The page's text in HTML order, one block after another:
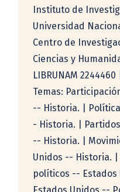
Instituto de
Universidad
Centro de
Ciencias y
LIBRUNAM
Temas:
-- Historia. |
- Historia. |
-- Historia. |
Unidos -- Historia. |
políticos -- Estados